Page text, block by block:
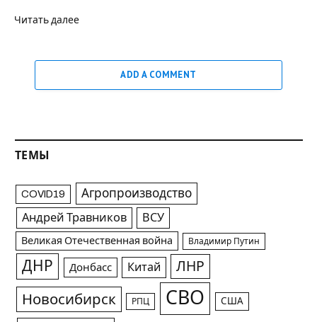
Читать далее
ADD A COMMENT
ТЕМЫ
COVID19 Агропроизводство
Андрей Травников ВСУ
Великая Отечественная война Владимир Путин
ДНР Донбасс Китай ЛНР
Новосибирск РПЦ СВО США